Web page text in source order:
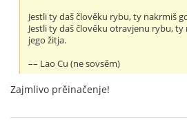
Jestli ty daš člověku rybu, ty nakrmiš
Jestli ty daš člověku otravjenu rybu,
jego žitja.
–– Lao Cu (ne sovsěm)
Zajmlivo prěinačenje!